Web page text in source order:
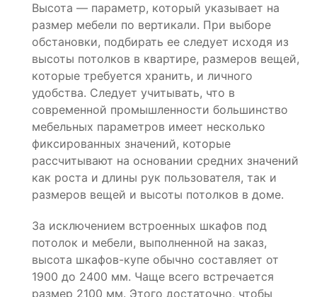
Высота — параметр, который указывает на
размер мебели по вертикали. При выборе
обстановки, подбирать ее следует исходя из
высоты потолков в квартире, размеров вещей,
которые требуется хранить, и личного
удобства. Следует учитывать, что в
современной промышленности большинство
мебельных параметров имеет несколько
фиксированных значений, которые
рассчитывают на основании средних значений
как роста и длины рук пользователя, так и
размеров вещей и высоты потолков в доме.
За исключением встроенных шкафов под
потолок и мебели, выполненной на заказ,
высота шкафов-купе обычно составляет от
1900 до 2400 мм. Чаще всего встречается
размер 2100 мм. Этого достаточно, чтобы